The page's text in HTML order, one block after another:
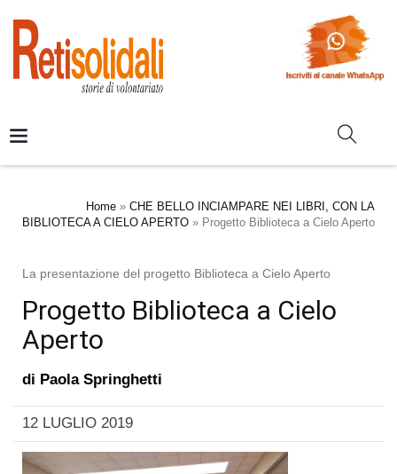
Home » CHE BELLO INCIAMPARE NEI LIBRI, CON LA
BIBLIOTECA A CIELO APERTO » Progetto Biblioteca a Cielo Aperto
La presentazione del progetto Biblioteca a Cielo Aperto
Progetto Biblioteca a Cielo
Aperto
di Paola Springhetti
12 LUGLIO 2019